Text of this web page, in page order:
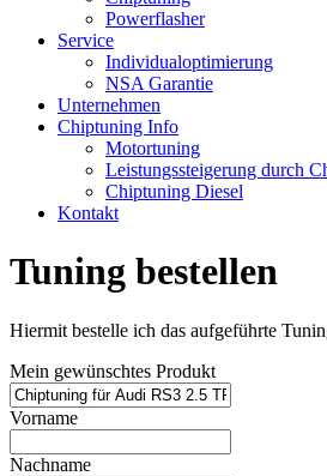
Powerflasher
Service
Individualoptimierung
NSA Garantie
Unternehmen
Chiptuning Info
Motortuning
Leistungssteigerung durch
Chiptuning Diesel
Kontakt
Tuning bestellen
Hiermit bestelle ich das aufgeführte
Mein gewünschtes Produkt
Vorname
Nachname